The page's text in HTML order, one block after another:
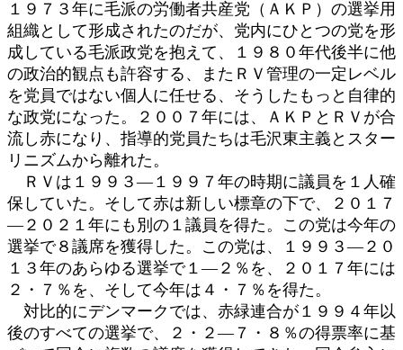
１９７３年に毛派の労働者共産党（ＡＫＰ）の選挙用
組織として形成されたのだが、党内にひとつの党を形
成している毛派政党を抱えて、１９８０年代後半に他
の政治的観点も許容する、またＲＶ管理の一定レベル
を党員ではない個人に任せる、そうしたもっと自律的
な政党になった。２００７年には、ＡＫＰとＲＶが合
流し赤になり、指導的党員たちは毛沢東主義とスター
リニズムから離れた。
ＲＶは１９９３―１９９７年の時期に議員を１人確
保していた。そして赤は新しい標章の下で、２０１７
―２０２１年にも別の１議員を得た。この党は今年の
選挙で８議席を獲得した。この党は、１９９３―２０
１３年のあらゆる選挙で１―２％を、２０１７年には
２・７％を、そして今年は４・７％を得た。
対比的にデンマークでは、赤緑連合が１９９４年以
後のすべての選挙で、２・２―７・８％の得票率に基